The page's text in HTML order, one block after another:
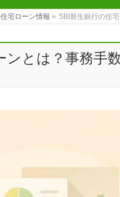
宅ローン情報 » SBI新生銀行の住
ンとは？事務手